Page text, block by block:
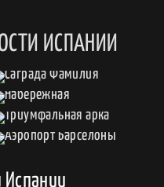
ИСПАНИИ
Испании